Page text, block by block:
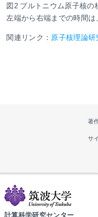
図2 プルトニウム原子核の
左端から右端までの時間は
関連リンク： 原子核理論研
著
サ
計算科学研究センター